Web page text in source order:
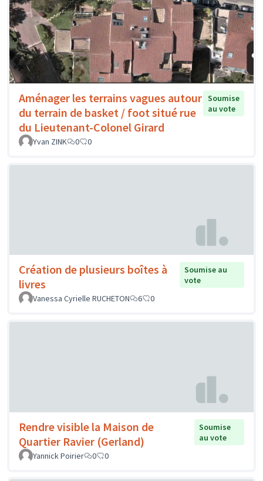
Aménager les terrains vagues autour
du terrain de basket / foot situé rue
du Lieutenant-Colonel Girard
Soumise
au vote
Yvan ZINK 0 0
Création de plusieurs boîtes à
livres
Soumise au
vote
Vanessa Cyrielle RUCHETON
6 0
Rendre visible la Maison de
Quartier Ravier (Gerland)
Soumise
au vote
Yannick Poirier
0 0